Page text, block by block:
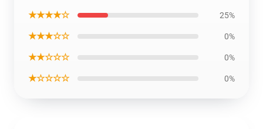
★★★★☆ 25%
★★★☆☆ 0%
★★☆☆☆ 0%
★☆☆☆☆ 0%